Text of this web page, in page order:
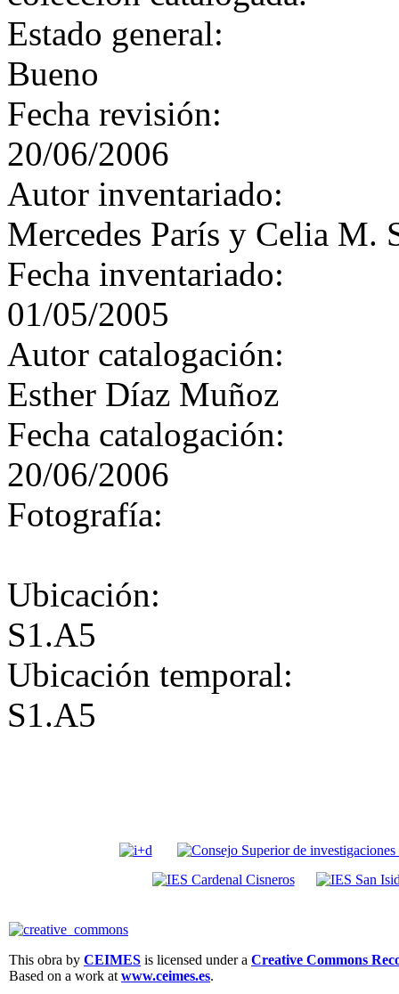
Estado general:
Bueno
Fecha revisión:
20/06/2006
Autor inventariado:
Mercedes París y Celia M.
Fecha inventariado:
01/05/2005
Autor catalogación:
Esther Díaz Muñoz
Fecha catalogación:
20/06/2006
Fotografía:
Ubicación:
S1.A5
Ubicación temporal:
S1.A5
This obra by CEIMES is licensed under a Creative Commons
Based on a work at www.ceimes.es.